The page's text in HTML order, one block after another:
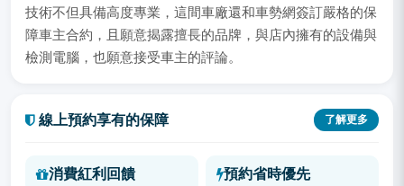
技術不但具備高度專業，這間車廠還和車勢網簽訂嚴格的保
障車主合約，且願意揭露擅長的品牌，與店內擁有的設備與
檢測電腦，也願意接受車主的評論。
線上預約享有的保障 了解更多
消費紅利回饋 預約省時優先